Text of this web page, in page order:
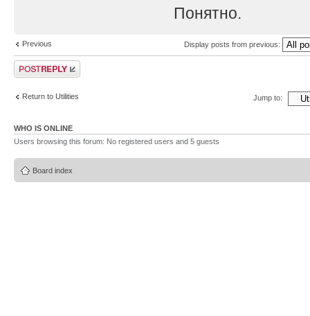
Понятно.
Previous Display posts from previous:
Post a reply
Return to Utilities Jump to:
WHO IS ONLINE
Users browsing this forum: No registered users and 5 guests
Board index